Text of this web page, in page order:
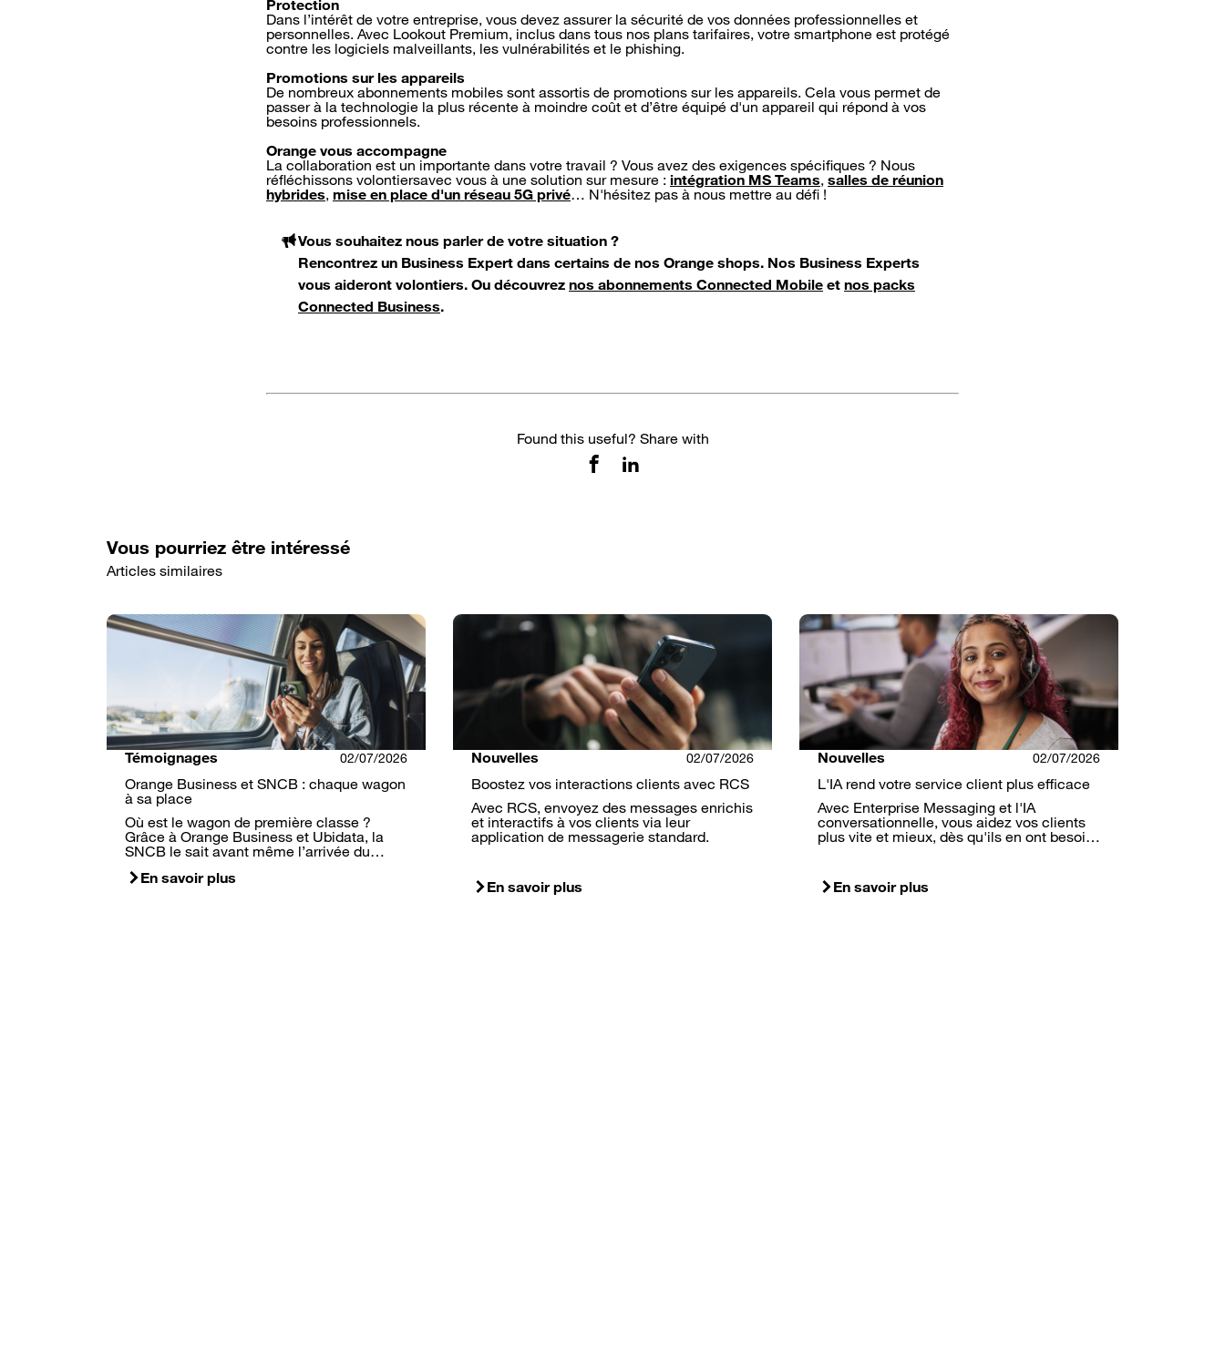
Protection
Dans l’intérêt de votre entreprise, vous devez assurer la sécurité de vos données professionnelles et
personnelles. Avec Lookout Premium, inclus dans tous nos plans tarifaires, votre smartphone est protégé
contre les logiciels malveillants, les vulnérabilités et le phishing.
Promotions sur les appareils
De nombreux abonnements mobiles sont assortis de promotions sur les appareils. Cela vous permet de
passer à la technologie la plus récente à moindre coût et d’être équipé d'un appareil qui répond à vos
besoins professionnels.
Orange vous accompagne
La collaboration est un importante dans votre travail ? Vous avez des exigences spécifiques ? Nous
réfléchissons volontiersavec vous à une solution sur mesure : intégration MS Teams, salles de réunion
hybrides, mise en place d'un réseau 5G privé… N'hésitez pas à nous mettre au défi !
Vous souhaitez nous parler de votre situation ?
Rencontrez un Business Expert dans certains de nos Orange shops. Nos Business Experts
vous aideront volontiers. Ou découvrez nos abonnements Connected Mobile et nos packs
Connected Business.
Found this useful? Share with
Vous pourriez être intéressé
Articles similaires
Témoignages 02/07/2026
Orange Business et SNCB : chaque wagon
à sa place
Où est le wagon de première classe ?
Grâce à Orange Business et Ubidata, la
SNCB le sait avant même l’arrivée du…
En savoir plus
Nouvelles 02/07/2026
Boostez vos interactions clients avec RCS
Avec RCS, envoyez des messages enrichis
et interactifs à vos clients via leur
application de messagerie standard.
En savoir plus
Nouvelles 02/07/2026
L'IA rend votre service client plus efficace
Avec Enterprise Messaging et l'IA
conversationnelle, vous aidez vos clients
plus vite et mieux, dès qu'ils en ont besoi…
En savoir plus